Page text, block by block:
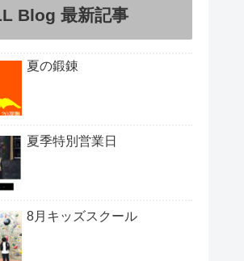
Blog 最新記事
夏の鍛錬
夏季特別営業日
8月キッズスクール